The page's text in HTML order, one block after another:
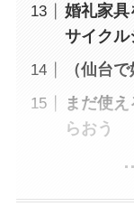
婚礼家具
サイクル
（仙台
まだ使
らおう